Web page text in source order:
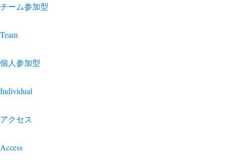
チーム参加型
Team
個人参加型
Individual
アクセス
Access